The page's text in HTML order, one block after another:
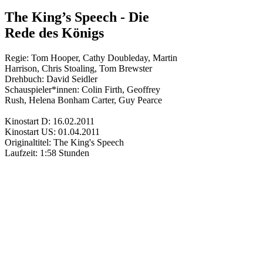
The King’s Speech - Die
Rede des Königs
Regie: Tom Hooper, Cathy Doubleday, Martin
Harrison, Chris Stoaling, Tom Brewster
Drehbuch: David Seidler
Schauspieler*innen: Colin Firth, Geoffrey
Rush, Helena Bonham Carter, Guy Pearce
Kinostart D: 16.02.2011
Kinostart US: 01.04.2011
Originaltitel: The King's Speech
Laufzeit: 1:58 Stunden